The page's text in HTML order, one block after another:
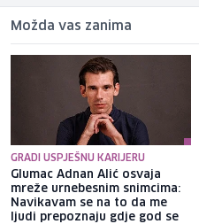
Možda vas zanima
GRADI USPJEŠNU KARIJERU
Glumac Adnan Alić osvaja
mreže urnebesnim snimcima:
Navikavam se na to da me
ljudi prepoznaju gdje god se